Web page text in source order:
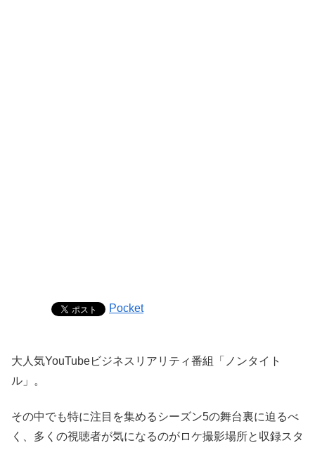
Pocket
大人気YouTubeビジネスリアリティ番組「ノンタイト
ル」。
その中でも特に注目を集めるシーズン5の舞台裏に迫るべ
く、多くの視聴者が気になるのがロケ撮影場所と収録スタ